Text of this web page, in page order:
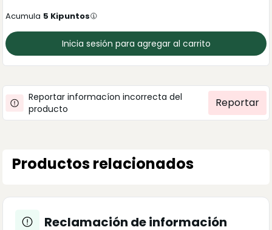
Acumula 5 Kipuntos
Inicia sesión para agregar al carrito
Reportar informacíon incorrecta del
producto
Reportar
Productos relacionados
Reclamación de información